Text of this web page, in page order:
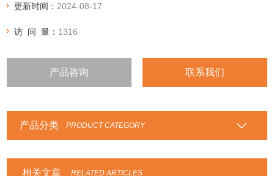
更新时间： 2024-08-17
访 问 量： 1316
产品咨询 联系我们
产品分类 PRODUCT CATEGORY
相关文章 RELATED ARTICLES